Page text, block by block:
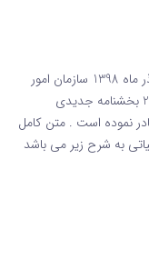
بخشودگی جرایم مالیاتی در تاریخ 27 آذر ماه 1398 سازمان امور
مالیاتی طی بخشنامه شماره 200/98/87 بخشنامه جدیدی
نموده است . متن کامل
به شرح زیر می باشد